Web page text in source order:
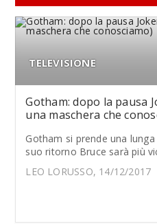
TELEVISIONE
Gotham: dopo la pausa
una maschera che
Gotham si prende una
suo ritorno Bruce sarà più
LEO LORUSSO, 14/12/2017